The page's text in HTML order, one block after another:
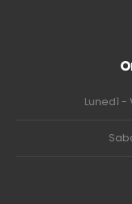
Lunedì -